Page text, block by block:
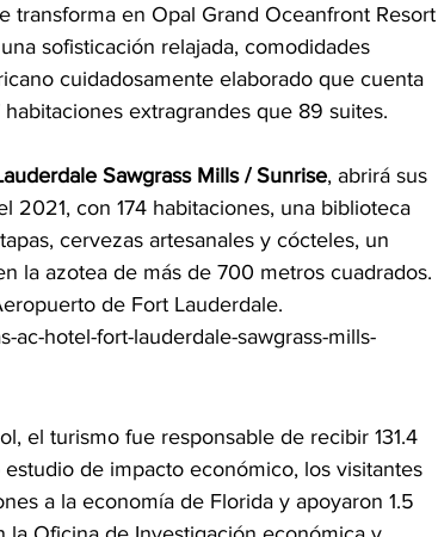
transforma en Opal Grand Oceanfront Resort
sofisticación relajada, comodidades
cuidadosamente elaborado que cuenta
extragrandes que 89 suites.
Sawgrass Mills / Sunrise, abrirá sus
2021, con 174 habitaciones, una biblioteca
cervezas artesanales y cócteles, un
la azotea de más de 700 metros cuadrados.
de Fort Lauderdale.
ac-hotel-fort-lauderdale-sawgrass-mills-
el turismo fue responsable de recibir 131.4
de impacto económico, los visitantes
a la economía de Florida y apoyaron 1.5